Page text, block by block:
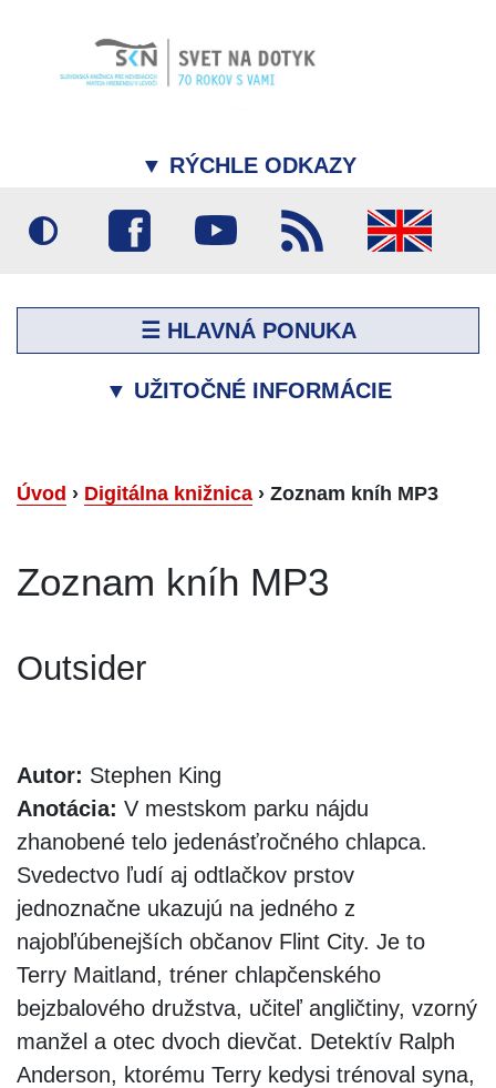
▼ RÝCHLE ODKAZY
☰ HLAVNÁ PONUKA
▼ UŽITOČNÉ INFORMÁCIE
Úvod › Digitálna knižnica › Zoznam kníh MP3
Zoznam kníh MP3
Outsider
Autor: Stephen King
Anotácia: V mestskom parku nájdu
zhanobené telo jedenásťročného chlapca.
Svedectvo ľudí aj odtlačkov prstov
jednoznačne ukazujú na jedného z
najobľúbenejších občanov Flint City. Je to
Terry Maitland, tréner chlapčenského
bejzbalového družstva, učiteľ angličtiny, vzorný
manžel a otec dvoch dievčat. Detektív Ralph
Anderson, ktorému Terry kedysi trénoval syna,